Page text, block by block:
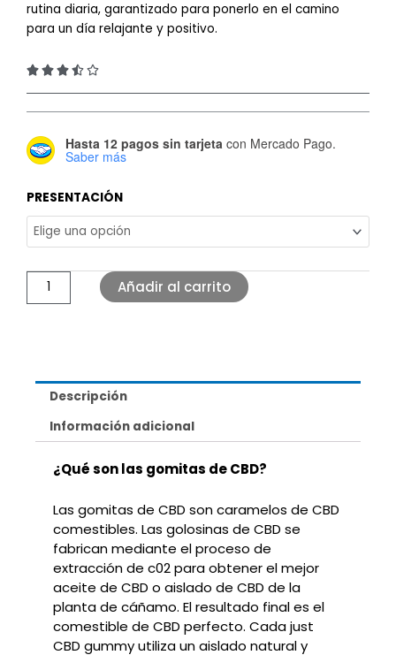
rutina diaria, garantizado para ponerlo en el camino
para un día relajante y positivo.
    3.5/5
Hasta 12 pagos sin tarjeta con Mercado Pago.
Saber más
PRESENTACIÓN
CBD
-
de
250mg
cantidad
Añadir al carrito
Descripción
Información adicional
¿Qué son las gomitas de CBD?
Las gomitas de CBD son caramelos de CBD
comestibles. Las golosinas de CBD se
fabricanmediante el proceso de
extracción de c02 para obtener el mejor
aceite de CBD o aislado de CBD de la
planta de cáñamo. El resultado final es el
comestible de CBD perfecto. Cada just
CBD gummyutiliza un aislado natural y